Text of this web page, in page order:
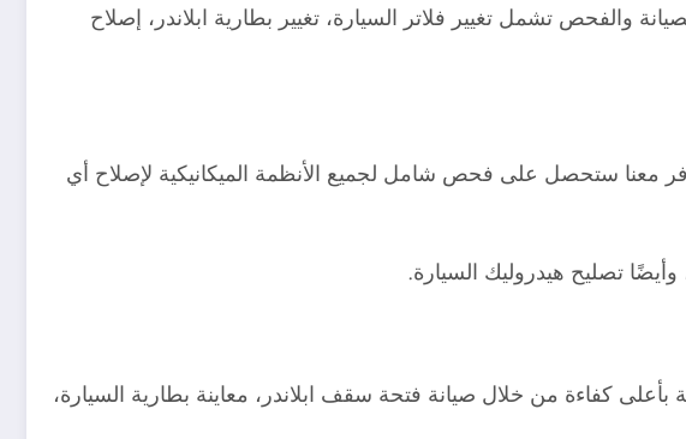
والفحص تشمل تغيير فلاتر السيارة، تغيير بطارية ابلاندر، إصلاح
ستحصل على فحص شامل لجميع الأنظمة الميكانيكية لإصلاح أي
وأيضًا تصليح هيدروليك السيارة.
كفاءة من خلال صيانة فتحة سقف ابلاندر، معاينة بطارية السيارة،